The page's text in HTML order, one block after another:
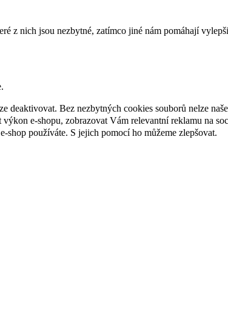
z nich jsou nezbytné, zatímco jiné nám pomáhají
deaktivovat. Bez nezbytných cookies souborů nelze
e-shopu, zobrazovat Vám relevantní reklamu na
shop používáte. S jejich pomocí ho můžeme zlepšovat.